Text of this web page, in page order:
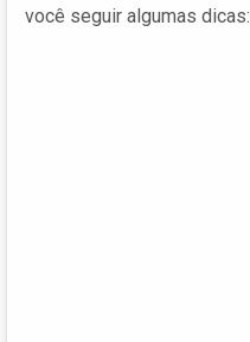
você seguir algumas dicas: